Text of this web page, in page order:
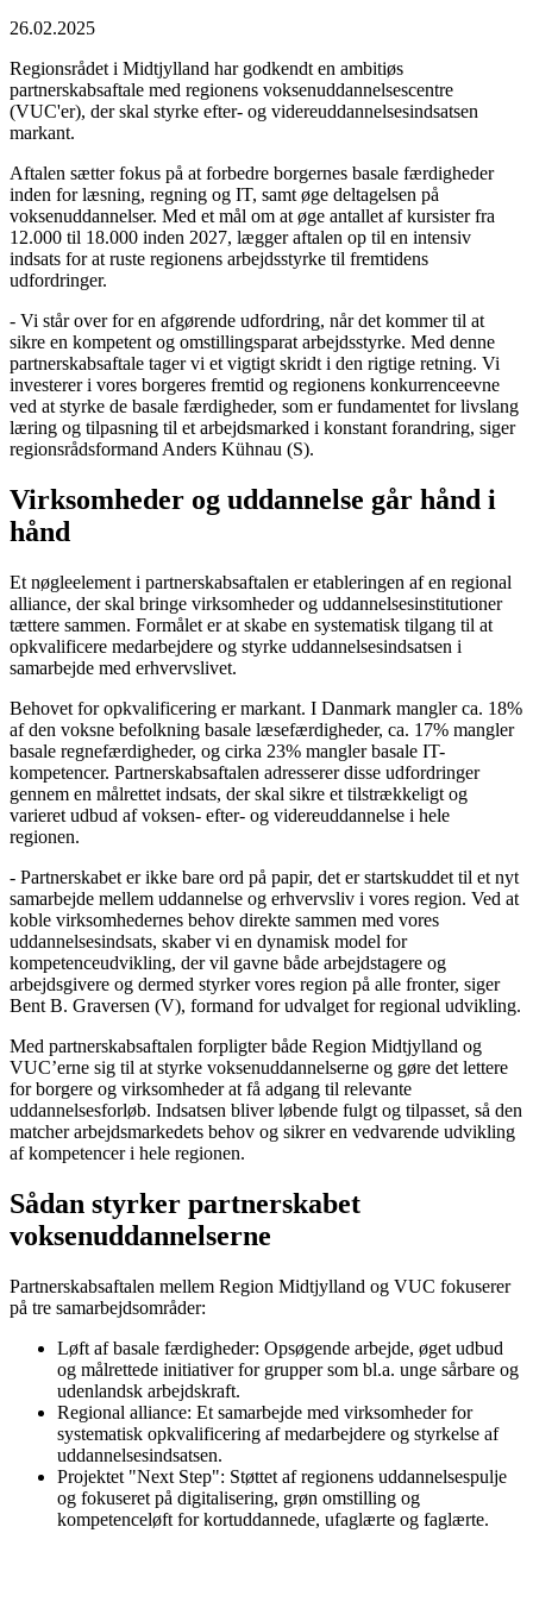
26.02.2025
Regionsrådet i Midtjylland har godkendt en ambitiøs
partnerskabsaftale med regionens voksenuddannelsescentre
(VUC'er), der skal styrke efter- og videreuddannelsesindsatsen
markant.
Aftalen sætter fokus på at forbedre borgernes basale færdigheder
inden for læsning, regning og IT, samt øge deltagelsen på
voksenuddannelser. Med et mål om at øge antallet af kursister fra
12.000 til 18.000 inden 2027, lægger aftalen op til en intensiv
indsats for at ruste regionens arbejdsstyrke til fremtidens
udfordringer.
- Vi står over for en afgørende udfordring, når det kommer til at
sikre en kompetent og omstillingsparat arbejdsstyrke. Med denne
partnerskabsaftale tager vi et vigtigt skridt i den rigtige retning. Vi
investerer i vores borgeres fremtid og regionens konkurrenceevne
ved at styrke de basale færdigheder, som er fundamentet for livslang
læring og tilpasning til et arbejdsmarked i konstant forandring, siger
regionsrådsformand Anders Kühnau (S).
Virksomheder og uddannelse går hånd i
hånd
Et nøgleelement i partnerskabsaftalen er etableringen af en regional
alliance, der skal bringe virksomheder og uddannelsesinstitutioner
tættere sammen. Formålet er at skabe en systematisk tilgang til at
opkvalificere medarbejdere og styrke uddannelsesindsatsen i
samarbejde med erhvervslivet.
Behovet for opkvalificering er markant. I Danmark mangler ca. 18%
af den voksne befolkning basale læsefærdigheder, ca. 17% mangler
basale regnefærdigheder, og cirka 23% mangler basale IT-
kompetencer. Partnerskabsaftalen adresserer disse udfordringer
gennem en målrettet indsats, der skal sikre et tilstrækkeligt og
varieret udbud af voksen- efter- og videreuddannelse i hele
regionen.
- Partnerskabet er ikke bare ord på papir, det er startskuddet til et nyt
samarbejde mellem uddannelse og erhvervsliv i vores region. Ved at
koble virksomhedernes behov direkte sammen med vores
uddannelsesindsats, skaber vi en dynamisk model for
kompetenceudvikling, der vil gavne både arbejdstagere og
arbejdsgivere og dermed styrker vores region på alle fronter, siger
Bent B. Graversen (V), formand for udvalget for regional udvikling.
Med partnerskabsaftalen forpligter både Region Midtjylland og
VUC’erne sig til at styrke voksenuddannelserne og gøre det lettere
for borgere og virksomheder at få adgang til relevante
uddannelsesforløb. Indsatsen bliver løbende fulgt og tilpasset, så den
matcher arbejdsmarkedets behov og sikrer en vedvarende udvikling
af kompetencer i hele regionen.
Sådan styrker partnerskabet
voksenuddannelserne
Partnerskabsaftalen mellem Region Midtjylland og VUC fokuserer
på tre samarbejdsområder:
Løft af basale færdigheder: Opsøgende arbejde, øget udbud
og målrettede initiativer for grupper som bl.a. unge sårbare og
udenlandsk arbejdskraft.
Regional alliance: Et samarbejde med virksomheder for
systematisk opkvalificering af medarbejdere og styrkelse af
uddannelsesindsatsen.
Projektet "Next Step": Støttet af regionens uddannelsespulje
og fokuseret på digitalisering, grøn omstilling og
kompetenceløft for kortuddannede, ufaglærte og faglærte.